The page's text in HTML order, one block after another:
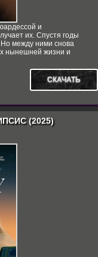
и
их. Спустя годы
Но между ними снова
нынешней жизни и
СКАЧАТЬ
(2025)